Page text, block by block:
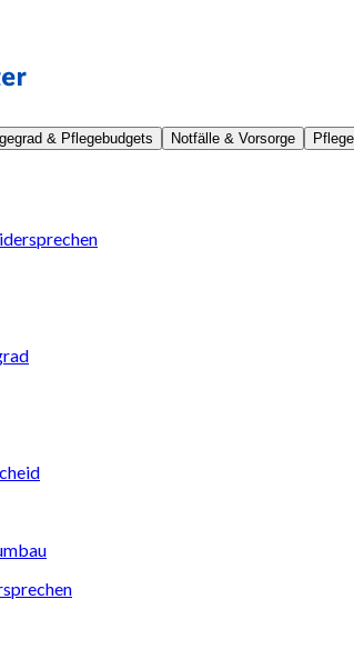
& Pflegebudgets Notfälle & Vorsorge